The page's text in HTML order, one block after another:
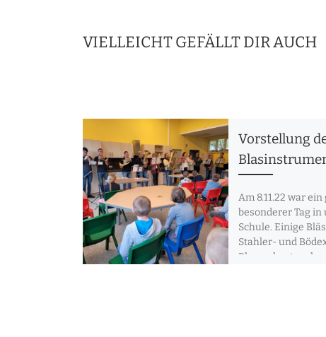
VIELLEICHT GEFÄLLT DIR AUCH
Vorstellung
Am 8.11.22 war ein
besonderer Tag in
Schule. Einige
Stahler- und
Blasorchesters